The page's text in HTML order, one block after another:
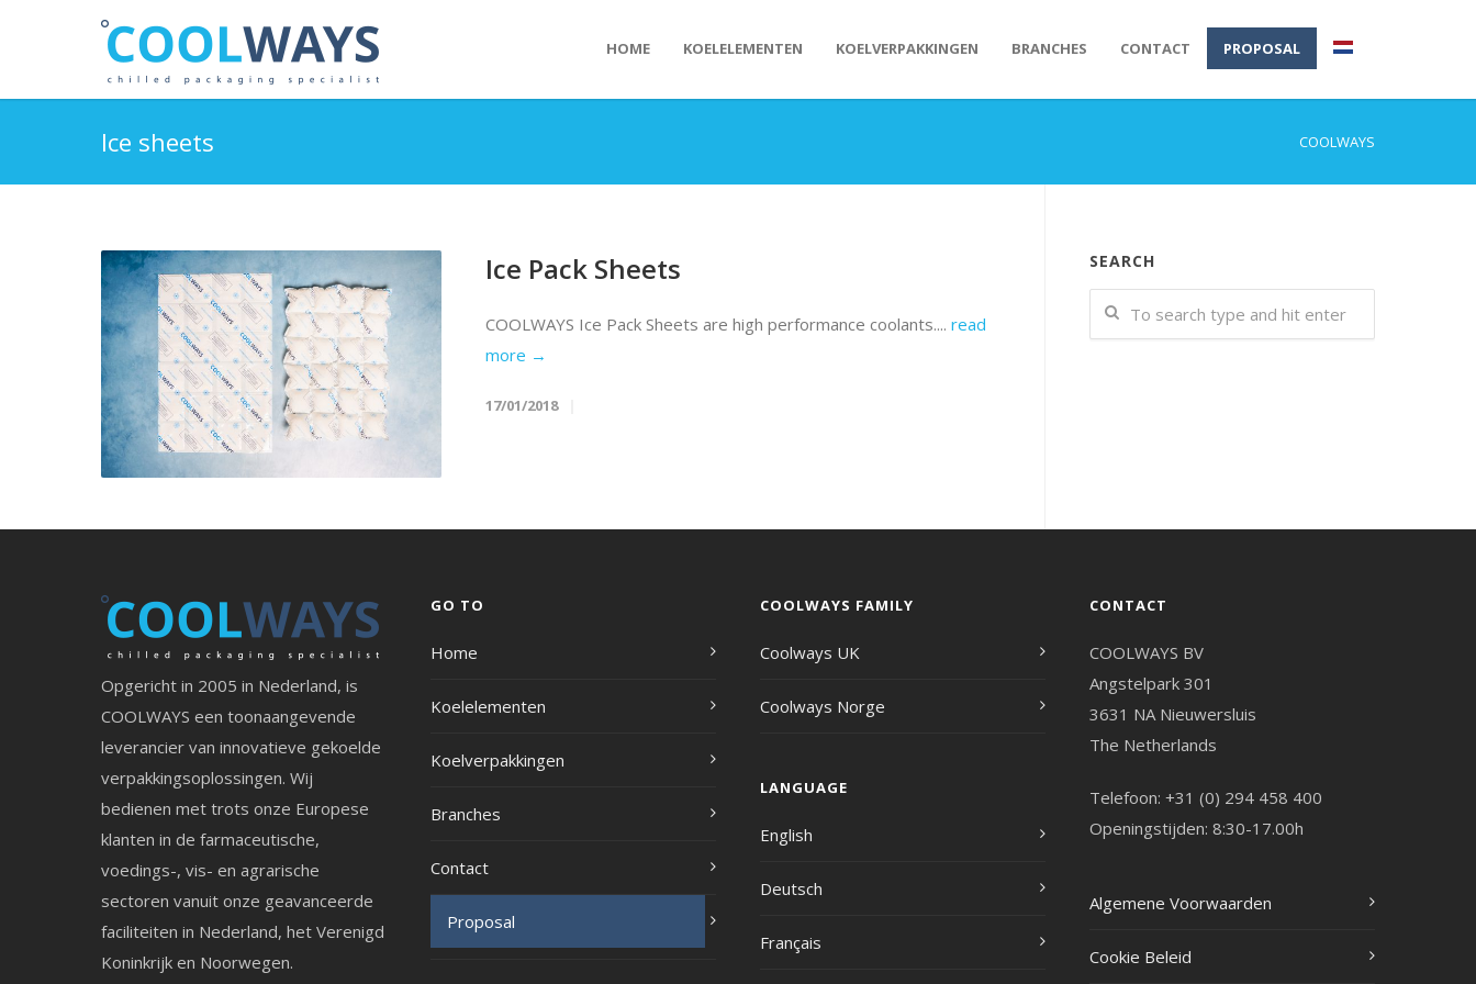
HOME KOELELEMENTEN KOELVERPAKKINGEN BRANCHES CONTACT PROPOSAL
Ice sheets COOLWAYS
Ice Pack Sheets
COOLWAYS Ice Pack Sheets are high performance coolants.... read
more →
17/01/2018
SEARCH
Opgericht in 2005 in Nederland, is
COOLWAYS een toonaangevende
leverancier van innovatieve gekoelde
verpakkingsoplossingen. Wij
bedienen met trots onze Europese
klanten in de farmaceutische,
voedings-, vis- en agrarische
sectoren vanuit onze geavanceerde
faciliteiten in Nederland, het Verenigd
Koninkrijk en Noorwegen.
GO TO
Home
Koelelementen
Koelverpakkingen
Branches
Contact
Proposal
COOLWAYS FAMILY
Coolways UK
Coolways Norge
LANGUAGE
English
Deutsch
Français
CONTACT
COOLWAYS BV
Angstelpark 301
3631 NA Nieuwersluis
The Netherlands
Telefoon: +31 (0) 294 458 400
Openingstijden: 8:30-17.00h
Algemene Voorwaarden
Cookie Beleid